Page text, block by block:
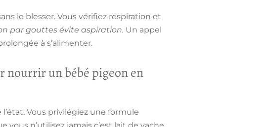
le blesser. Vous vérifiez respiration et
par gouttes évite aspiration. Un appel
à s’alimenter.
nourrir un bébé pigeon en
Vous privilégiez une formule
n’utilisez jamais c’est lait de vache